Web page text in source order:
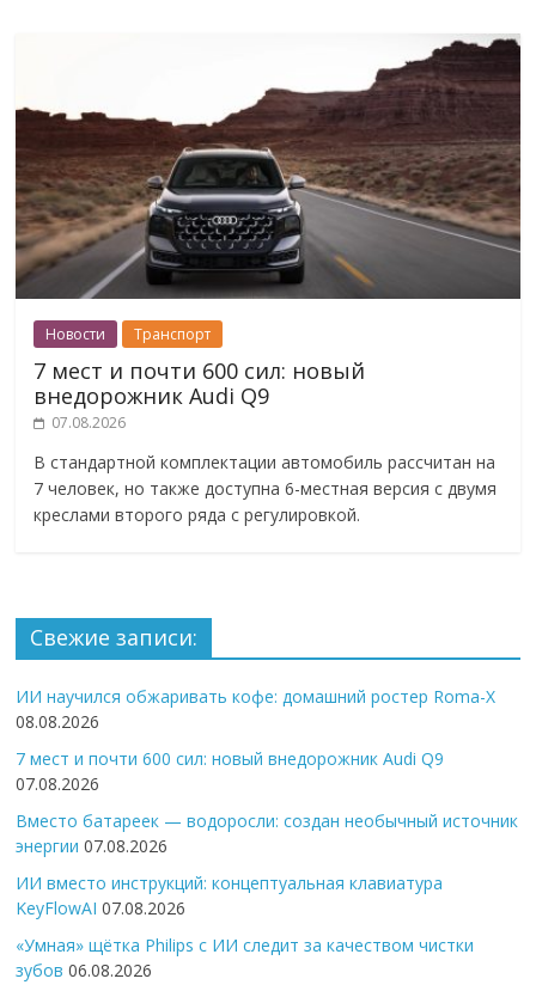
Новости Транспорт
7 мест и почти 600 сил: новый
внедорожник Audi Q9
07.08.2026
В стандартной комплектации автомобиль рассчитан на
7 человек, но также доступна 6-местная версия с двумя
креслами второго ряда с регулировкой.
Свежие записи:
ИИ научился обжаривать кофе: домашний ростер Roma-X
08.08.2026
7 мест и почти 600 сил: новый внедорожник Audi Q9
07.08.2026
Вместо батареек — водоросли: создан необычный источник
энергии 07.08.2026
ИИ вместо инструкций: концептуальная клавиатура
KeyFlowAI 07.08.2026
«Умная» щётка Philips с ИИ следит за качеством чистки
зубов 06.08.2026